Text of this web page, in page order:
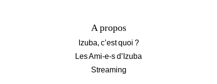
A propos
Izuba, c’est quoi ?
Les Ami-e-s d’Izuba
Streaming